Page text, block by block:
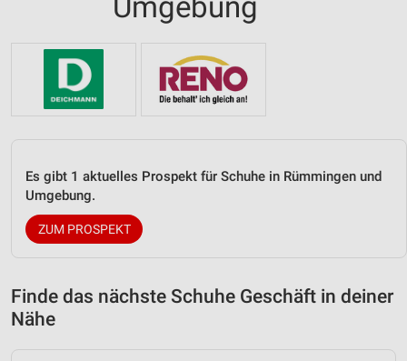
Es gibt 1 aktuelles Prospekt für Schuhe in Rümmingen und
Umgebung.
ZUM PROSPEKT
Finde das nächste Schuhe Geschäft in deiner
Nähe